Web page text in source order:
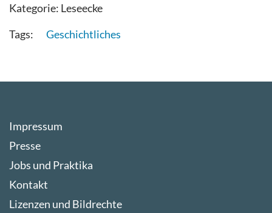
Kategorie: Leseecke
Geschichtliches
Impressum
Presse
Jobs und Praktika
Kontakt
Lizenzen und Bildrechte